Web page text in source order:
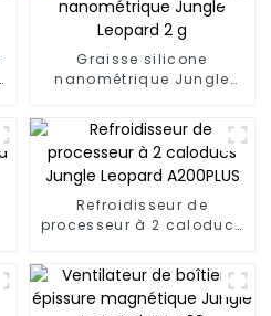
Graisse silicone
nanométrique Jungle
Refroidisseur de
processeur à 2 caloducs